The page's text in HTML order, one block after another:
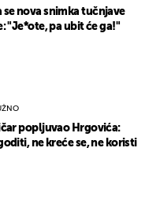
se nova snimka tučnjave
"Je*ote, pa ubit će ga!"
popljuvao Hrgovića:
ne kreće se, ne koristi